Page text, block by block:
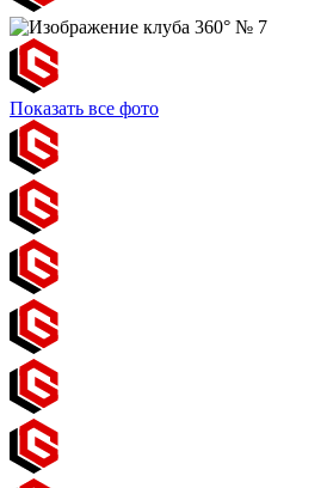
Показать все фото